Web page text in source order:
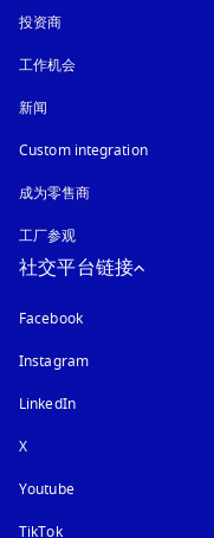
投资商
工作机会
新闻
Custom integration
成为零售商
工厂参观
社交平台链接
Facebook
Instagram在新选项卡中打开
LinkedIn
X
Youtube在新选项卡中打开
TikTok